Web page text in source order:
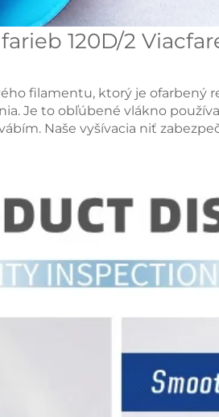
120D/2
filamentu, ktorý je
Je to obľúbené vlákno
Naše vyšívacia niť